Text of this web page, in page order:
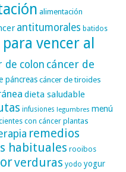
alimentación
antitumorales batidos
vencer al
de colon cáncer de
páncreascáncer de tiroides
dieta saludable
infusiones legumbres menú
con cáncer plantas
remedios
habituales rooibos
verduras yodo yogur